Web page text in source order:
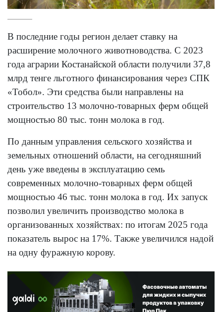
В последние годы регион делает ставку на
расширение молочного животноводства. С 2023
года аграрии Костанайской области получили 37,8
млрд тенге льготного финансирования через СПК
«Тобол». Эти средства были направлены на
строительство 13 молочно-товарных ферм общей
мощностью 80 тыс. тонн молока в год.
По данным управления сельского хозяйства и
земельных отношений области, на сегодняшний
день уже введены в эксплуатацию семь
современных молочно-товарных ферм общей
мощностью 46 тыс. тонн молока в год. Их запуск
позволил увеличить производство молока в
организованных хозяйствах: по итогам 2025 года
показатель вырос на 17%. Также увеличился надой
на одну фуражную корову.